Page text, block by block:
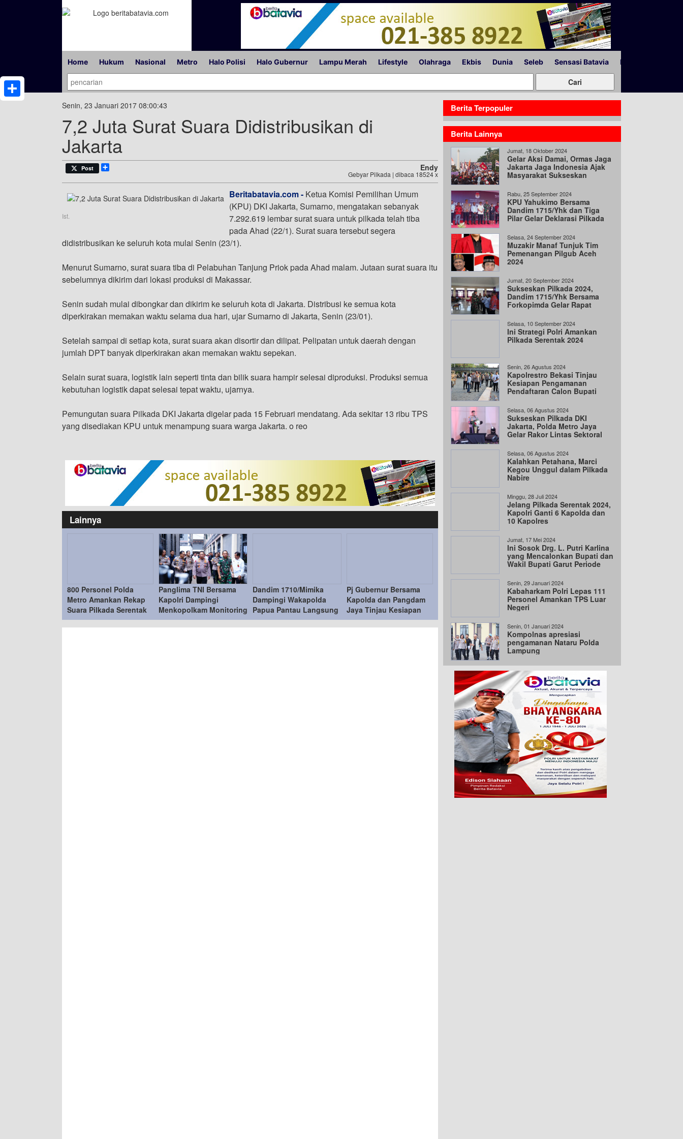
Home Hukum Nasional Metro Halo Polisi Halo Gubernur Lampu Merah Lifestyle Olahraga Ekbis Dunia Seleb Sensasi Batavia Peristiwa
Senin, 23 Januari 2017 08:00:43
7,2 Juta Surat Suara Didistribusikan di
Jakarta
Post Endy
Gebyar Pilkada | dibaca 18524 x
Ist.
Beritabatavia.com - Ketua Komisi Pemilihan Umum
(KPU) DKI Jakarta, Sumarno, mengatakan sebanyak
7.292.619 lembar surat suara untuk pilkada telah tiba
pada Ahad (22/1). Surat suara tersebut segera
didistribusikan ke seluruh kota mulai Senin (23/1).
Menurut Sumarno, surat suara tiba di Pelabuhan Tanjung Priok pada Ahad malam. Jutaan surat suara itu
sebelumnya dikirim dari lokasi produksi di Makassar.
Senin sudah mulai dibongkar dan dikirim ke seluruh kota di Jakarta. Distribusi ke semua kota
diperkirakan memakan waktu selama dua hari, ujar Sumarno di Jakarta, Senin (23/01).
Setelah sampai di setiap kota, surat suara akan disortir dan dilipat. Pelipatan untuk daerah dengan
jumlah DPT banyak diperkirakan akan memakan waktu sepekan.
Selain surat suara, logistik lain seperti tinta dan bilik suara hampir selesai diproduksi. Produksi semua
kebutuhan logistik dapat selesai tepat waktu, ujarnya.
Pemungutan suara Pilkada DKI Jakarta digelar pada 15 Februari mendatang. Ada sekitar 13 ribu TPS
yang disediakan KPU untuk menampung suara warga Jakarta. o reo
Share
Lainnya
800 Personel Polda
Metro Amankan Rekap
Suara Pilkada Serentak
2024
Panglima TNI Bersama
Kapolri Dampingi
Menkopolkam Monitoring
Pilkada 2024
Dandim 1710/Mimika
Dampingi Wakapolda
Papua Pantau Langsung
Pemungutan Suara
Pj Gubernur Bersama
Kapolda dan Pangdam
Jaya Tinjau Kesiapan
TPS Asrama Brimob
Berita Terpopuler
Berita Lainnya
Jumat, 18 Oktober 2024
Gelar Aksi Damai, Ormas Jaga
Jakarta Jaga Indonesia Ajak
Masyarakat Sukseskan
Rabu, 25 September 2024
KPU Yahukimo Bersama
Dandim 1715/Yhk dan Tiga
Pilar Gelar Deklarasi Pilkada
Selasa, 24 September 2024
Muzakir Manaf Tunjuk Tim
Pemenangan Pilgub Aceh
2024
Jumat, 20 September 2024
Sukseskan Pilkada 2024,
Dandim 1715/Yhk Bersama
Forkopimda Gelar Rapat
Selasa, 10 September 2024
Ini Strategi Polri Amankan
Pilkada Serentak 2024
Senin, 26 Agustus 2024
Kapolrestro Bekasi Tinjau
Kesiapan Pengamanan
Pendaftaran Calon Bupati
Selasa, 06 Agustus 2024
Sukseskan Pilkada DKI
Jakarta, Polda Metro Jaya
Gelar Rakor Lintas Sektoral
Selasa, 06 Agustus 2024
Kalahkan Petahana, Marci
Kegou Unggul dalam Pilkada
Nabire
Minggu, 28 Juli 2024
Jelang Pilkada Serentak 2024,
Kapolri Ganti 6 Kapolda dan
10 Kapolres
Jumat, 17 Mei 2024
Ini Sosok Drg. L. Putri Karlina
yang Mencalonkan Bupati dan
Wakil Bupati Garut Periode
Senin, 29 Januari 2024
Kabaharkam Polri Lepas 111
Personel Amankan TPS Luar
Negeri
Senin, 01 Januari 2024
Kompolnas apresiasi
pengamanan Nataru Polda
Lampung